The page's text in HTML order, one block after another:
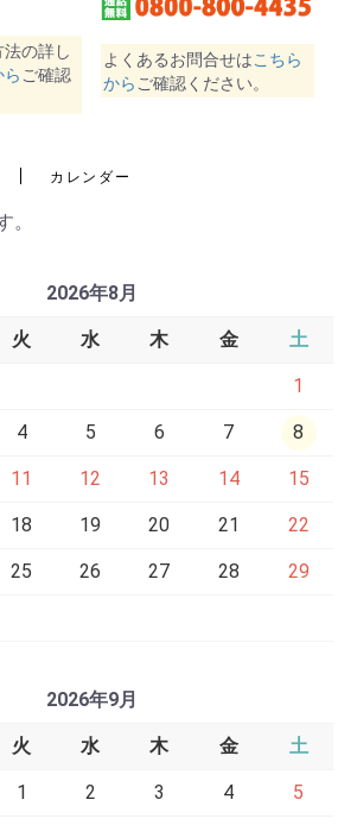
の詳し
ら ご確認
よくあるお問合せはこちら
から ご確認ください。
カレンダー
。
2026年8月
火 水 木 金 土
1
4 5 6 7 8
11 12 13 14 15
18 19 20 21 22
25 26 27 28 29
2026年9月
火 水 木 金 土
1 2 3 4 5